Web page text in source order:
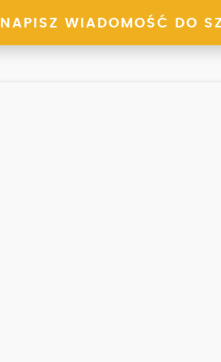
NAPISZ WIADOMOŚĆ DO